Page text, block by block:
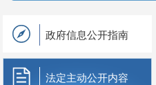
政府信息公开指南
法定主动公开内容